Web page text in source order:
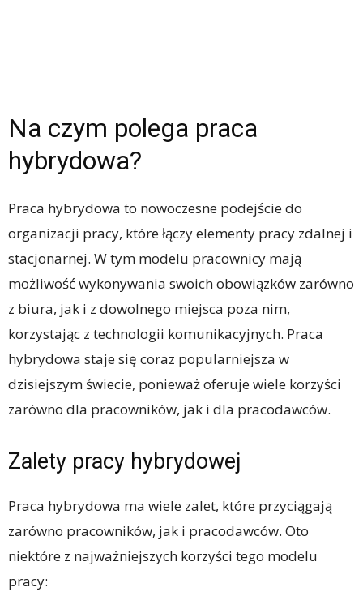
Na czym polega praca
hybrydowa?
Praca hybrydowa to nowoczesne podejście do
organizacji pracy, które łączy elementy pracy zdalnej i
stacjonarnej. W tym modelu pracownicy mają
możliwość wykonywania swoich obowiązków zarówno
z biura, jak i z dowolnego miejsca poza nim,
korzystając z technologii komunikacyjnych. Praca
hybrydowa staje się coraz popularniejsza w
dzisiejszym świecie, ponieważ oferuje wiele korzyści
zarówno dla pracowników, jak i dla pracodawców.
Zalety pracy hybrydowej
Praca hybrydowa ma wiele zalet, które przyciągają
zarówno pracowników, jak i pracodawców. Oto
niektóre z najważniejszych korzyści tego modelu
pracy: